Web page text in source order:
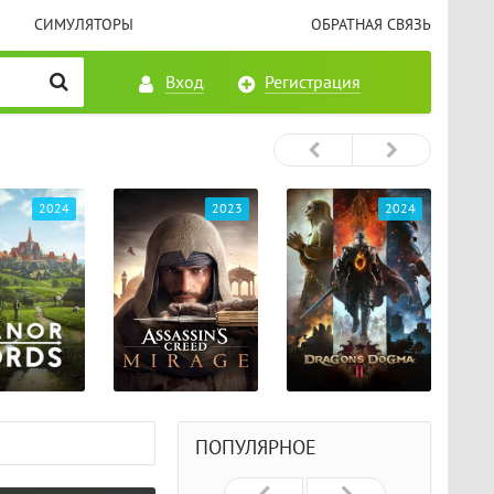
СИМУЛЯТОРЫ ОБРАТНАЯ СВЯЗЬ
Вход Регистрация
2023 2024 2024
ПОПУЛЯРНОЕ